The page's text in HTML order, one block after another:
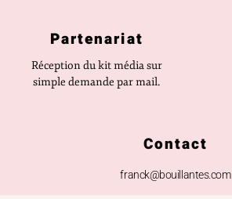
Partenariat
Réception du kit média sur
simple demande par mail.
Contact
franck@bouillantes.com